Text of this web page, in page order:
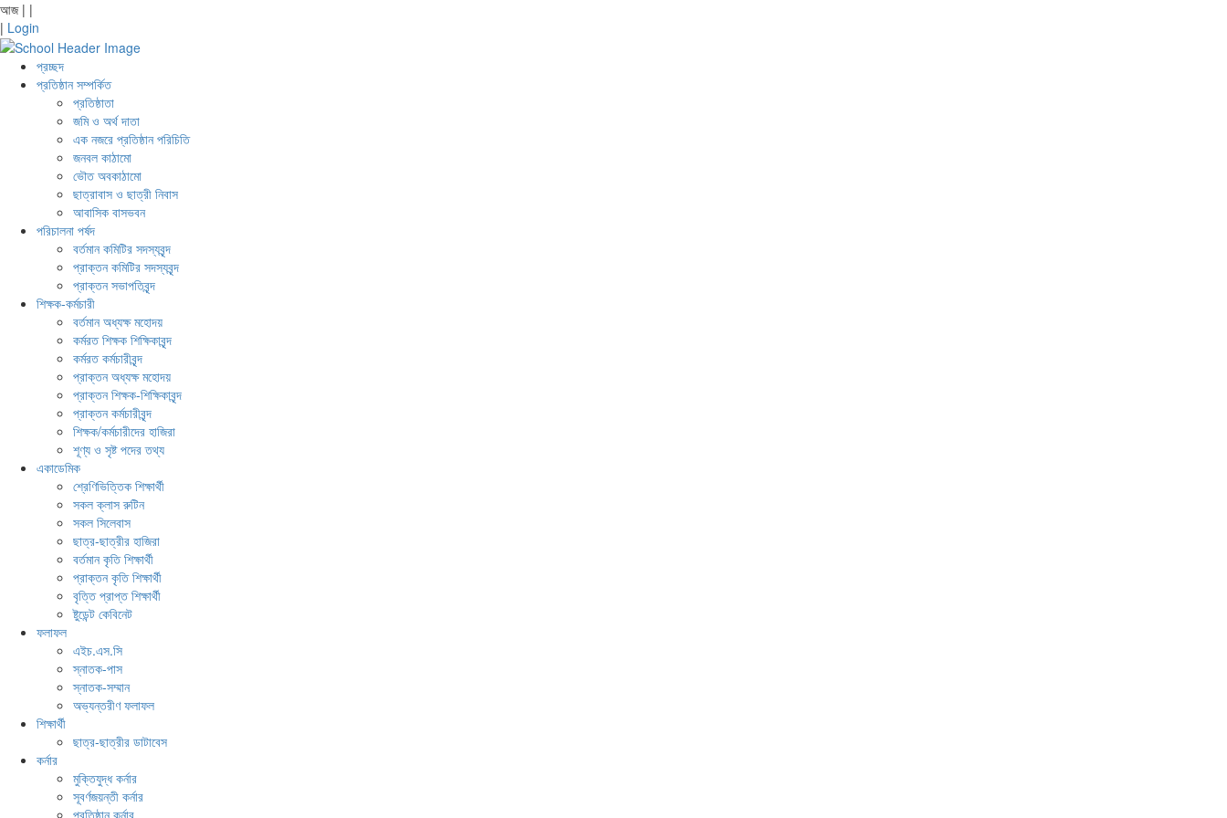
আজ | |
| Login
প্রচ্ছদ
প্রতিষ্ঠান সম্পর্কিত
প্রতিষ্ঠাতা
জমি ও অর্থ দাতা
এক নজরে প্রতিষ্ঠান পরিচিতি
জনবল কাঠামো
ভৌত অবকাঠামো
ছাত্রাবাস ও ছাত্রী নিবাস
আবাসিক বাসভবন
পরিচালনা পর্ষদ
বর্তমান কমিটির সদস্যবৃন্দ
প্রাক্তন কমিটির সদস্যবৃন্দ
প্রাক্তন সভাপতিবৃন্দ
শিক্ষক-কর্মচারী
বর্তমান অধ্যক্ষ মহোদয়
কর্মরত শিক্ষক শিক্ষিকাবৃন্দ
কর্মরত কর্মচারীবৃন্দ
প্রাক্তন অধ্যক্ষ মহোদয়
প্রাক্তন শিক্ষক-শিক্ষিকাবৃন্দ
প্রাক্তন কর্মচারীবৃন্দ
শিক্ষক/কর্মচারীদের হাজিরা
শূণ্য ও সৃষ্ট পদের তথ্য
একাডেমিক
শ্রেণিভিত্তিক শিক্ষার্থী
সকল ক্লাস রুটিন
সকল সিলেবাস
ছাত্র-ছাত্রীর হাজিরা
বর্তমান কৃতি শিক্ষার্থী
প্রাক্তন কৃতি শিক্ষার্থী
বৃত্তি প্রাপ্ত শিক্ষার্থী
ষ্টুডেন্ট কেবিনেট
ফলাফল
এইচ.এস.সি
স্নাতক-পাস
স্নাতক-সম্মান
অভ্যন্তরীণ ফলাফল
শিক্ষার্থী
ছাত্র-ছাত্রীর ডাটাবেস
কর্নার
মুক্তিযুদ্ধ কর্নার
সূবর্ণজয়ন্তী কর্নার